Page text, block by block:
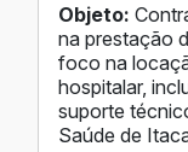
Objeto:
na prestação
foco na
hospitalar,
suporte
Saúde de